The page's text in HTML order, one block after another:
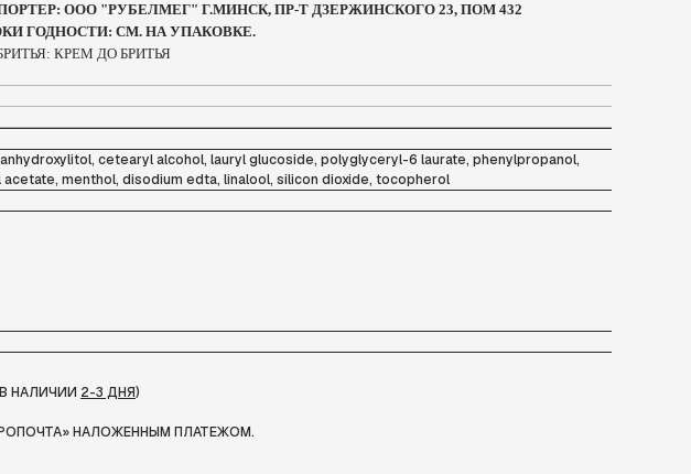
ООО "РУБЕЛМЕГ" Г.МИНСК, ПР-Т ДЗЕРЖИНСКОГО 23, ПОМ 432
ГОДНОСТИ: СМ. НА УПАКОВКЕ.
КРЕМ ДО БРИТЬЯ
cetearyl alcohol, lauryl glucoside, polyglyceryl-6 laurate, phenylpropanol,
menthol, disodium edta, linalool, silicon dioxide, tocopherol
НАЛИЧИИ 2-3 ДНЯ)
НАЛОЖЕННЫМ ПЛАТЕЖОМ.